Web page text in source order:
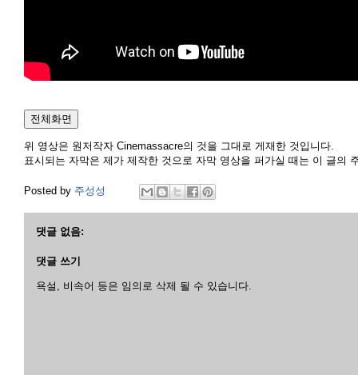
전체화면
위 영상은 원저작자 Cinemassacre의 것을 그대로 게재한 것입니다.
표시되는 자막은 제가 제작한 것으로 자막 영상을 퍼가실 때는 이 글의
Posted by 주성성
댓글 없음:
댓글 쓰기
욕설, 비속어 등은 임의로 삭제 될 수 있습니다.